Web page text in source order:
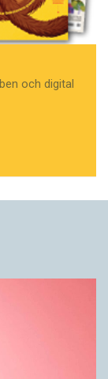
och digital